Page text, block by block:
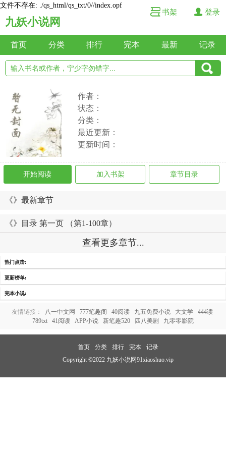
文件不存在: ./qs_html/qs_txt/0//index.opf
九妖小说网
书架 登录
首页 分类 排行 完本 最新 记录
作者：
状态：
分类：
最近更新：
更新时间：
开始阅读 加入书架 章节目录
《》最新章节
《》目录 第一页 （第1-100章）
查看更多章节...
热门点击:
更新榜单:
完本小说:
友情链接： 八一中文网 777笔趣阁 40阅读 九五免费小说 大文学
444读
789txt
41阅读 APP小说 新笔趣520 四八美剧 九零零影院
首页 分类 排行 完本
记录
Copyright ©2022 九妖小说网91xiaoshuo.vip